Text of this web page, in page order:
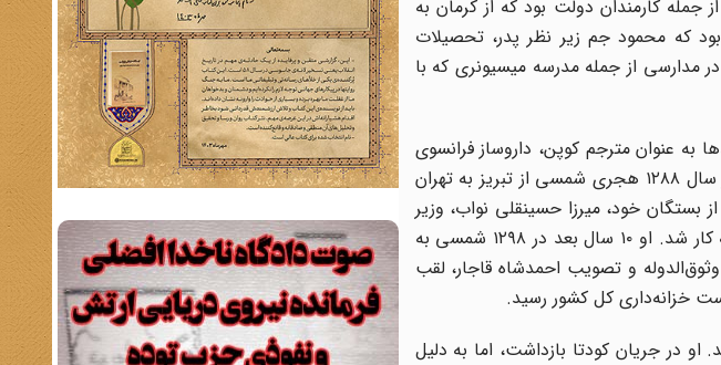
از جمله کارمندان دولت بود که از کرمان به
که محمود جم زیر نظر پدر، تحصیلات
مدارسی از جمله‌ مدرسه ‌میسیونری‌ که با
به عنوان مترجم کوپن‌، داروساز فرانسوی‌
که‌ پزشک ‌مخصوص ‌محمدعلی ‌شاه‌ بود، مشغول ‌به ‌کار شد و از این ‌راه ‌به ‌نزد ولیعهد راه‌ یافت‌. در سال ۱۲۸۸ هجری شمسی از تبریز به تهران
‌خود، میرزا حسینقلی ‌نواب‌، وزیر
امور خارجه دولت‌ مستوفی‌الممالک، به ‌عنوان ‌منشی‌ و مترجم ‌در سفارت ‌فرانسه ‌در تهران‌ مشغول ‌به‌ کار شد. او ۱۰ سال بعد در ۱۲۹۸ شمسی ‌به
و تصویب ‌احمدشاه‌ قاجار، لقب‌
دورۀ ‌اصلی ‌زندگی ‌سیاسی ‌محمود جم ‌از زمان‌ کودتای ‌سوم‌ اسفند ۱۲۹۹ آغاز شد. او در جریان‌ کودتا بازداشت‌، اما به‌ دلیل‌